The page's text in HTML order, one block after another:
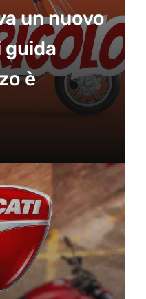
un nuovo
guida
è